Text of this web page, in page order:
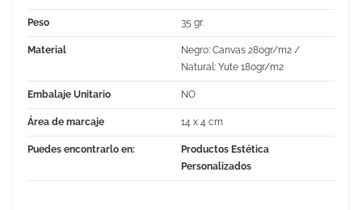
Peso 35 gr.
Material
Negro: Canvas 280gr/m2 /
Natural: Yute 180gr/m2
Embalaje Unitario NO
Área de marcaje 14 x 4 cm
Puedes encontrarlo en:
Productos Estética
Personalizados